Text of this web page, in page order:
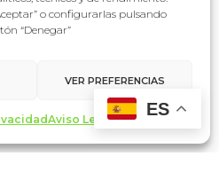
o configurarlas pulsando
“Denegar”
VER PREFERENCIAS
Aviso Legal
ES